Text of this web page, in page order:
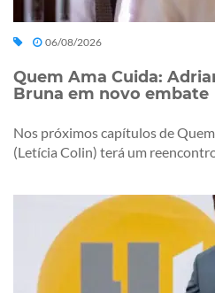
06/08/2026
Quem Ama Cuida:
Bruna em novo embate
Nos próximos capítulos de
(Letícia Colin) terá um